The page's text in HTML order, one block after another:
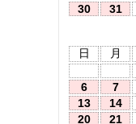
30
31
日
月
6
7
13
14
20
21